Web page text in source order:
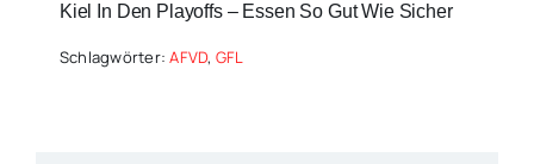
Kiel In Den Playoffs – Essen So Gut Wie Sicher
Schlagwörter:AFVD, GFL